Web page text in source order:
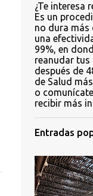
¿Te interesa
Es un
no dura más
una
99%, en
reanudar
después de
de Salud
o
recibir más
Entradas